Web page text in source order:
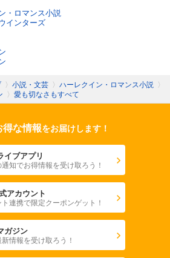
・ロマンス小説
インターズ
〉 小説・文芸 〉 ハーレクイン・ロマンス小説 〉
〉 愛も切なさもすべて
な情報をお届けします！
イブアプリ
知でお得情報を受け取ろう！
アカウント
連携で限定クーポンゲット！
ガジン
情報を受け取ろう！